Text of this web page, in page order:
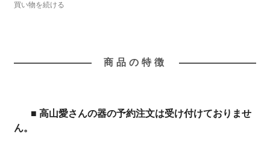
買い物を続ける
商品の特徴
■ 高山愛さんの器の予約注文は受け付けておりませ
ん。